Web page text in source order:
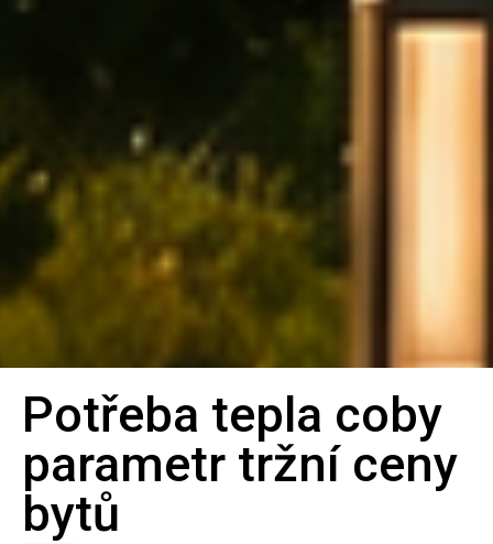
Bilanční
metoda
Potřeba tepla coby
parametr tržní ceny
bytů